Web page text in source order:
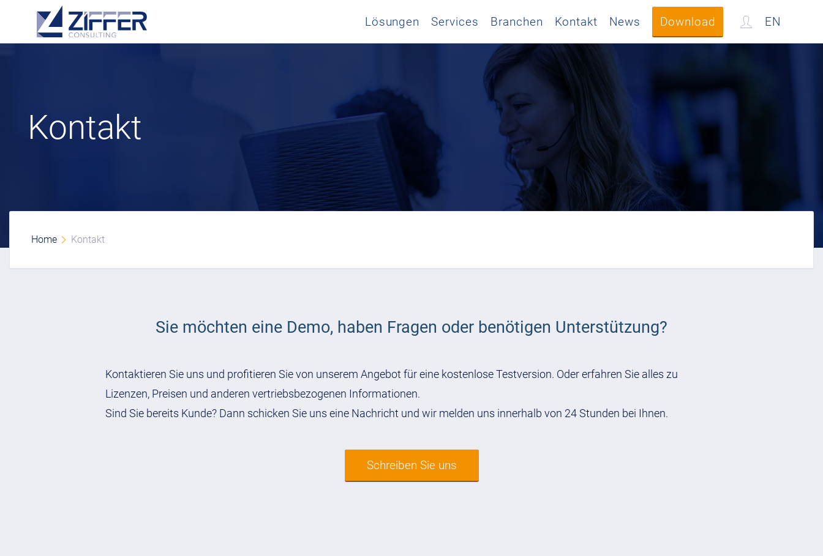
Lösungen Services Branchen Kontakt News Download EN
Kontakt
Home Kontakt
Sie möchten eine Demo, haben Fragen oder benötigen Unterstützung?
Kontaktieren Sie uns und profitieren Sie von unserem Angebot für eine kostenlose Testversion. Oder erfahren Sie alles zu
Lizenzen, Preisen und anderen vertriebsbezogenen Informationen.
Sind Sie bereits Kunde? Dann schicken Sie uns eine Nachricht und wir melden uns innerhalb von 24 Stunden bei Ihnen.
Schreiben Sie uns